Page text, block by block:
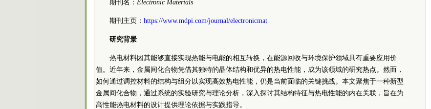
期刊名： Electronic Materials
期刊主页： https://www.mdpi.com/journal/electronicmat
研究背景
热电材料因其能够直接实现热能与电能的相互转换，在能源回收与环境保护领域具有重要应用价
值。近年来，金属间化合物凭借其独特的晶体结构和优异的热电性能，成为该领域的研究热点。然而，
如何通过调控材料的结构与组分以实现高效热电性能，仍是当前面临的关键挑战。本文聚焦于一种新型
金属间化合物，通过系统的实验研究与理论分析，深入探讨其结构特征与热电性能的内在关联，旨在为
高性能热电材料的设计提供理论依据与实践指导。